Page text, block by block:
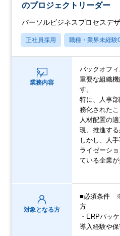
のプロジェクトリーダー
パーソルビジネスプロセスデ
正社員採用 職種・業界未経験
業務内容
バックオフ
重要な組織
す。
特に、人事
務化された
人材配置の
現、推進する
しかし、人
ライゼーシ
ている企業が
対象となる方
■必須条件 ※
方
・ERPパッ
導入経験や